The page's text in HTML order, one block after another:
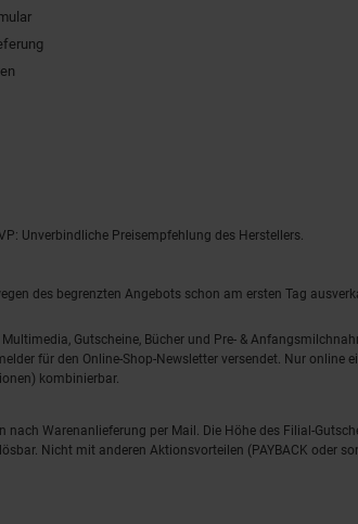
Unverbindliche Preisempfehlung des Herstellers.
des begrenzten Angebots schon am ersten Tag
Gutscheine, Bücher und Pre- &
für den Online-Shop-Newsletter versendet. Nur online
kombinierbar.
Warenanlieferung per Mail. Die Höhe des Filial-
Nicht mit anderen Aktionsvorteilen (PAYBACK oder